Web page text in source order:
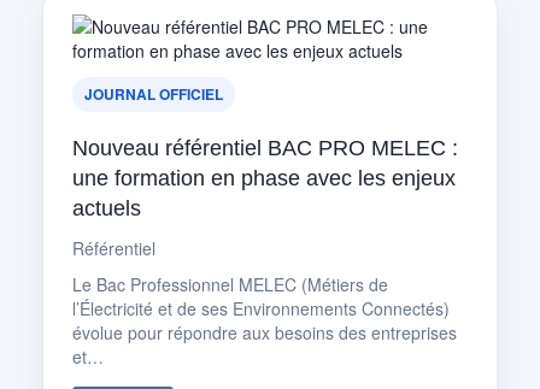
JOURNAL OFFICIEL
Nouveau référentiel BAC PRO MELEC :
une formation en phase avec les enjeux
actuels
Référentiel
Le Bac Professionnel MELEC (Métiers de
l’Électricité et de ses Environnements Connectés)
évolue pour répondre aux besoins des entreprises
et…